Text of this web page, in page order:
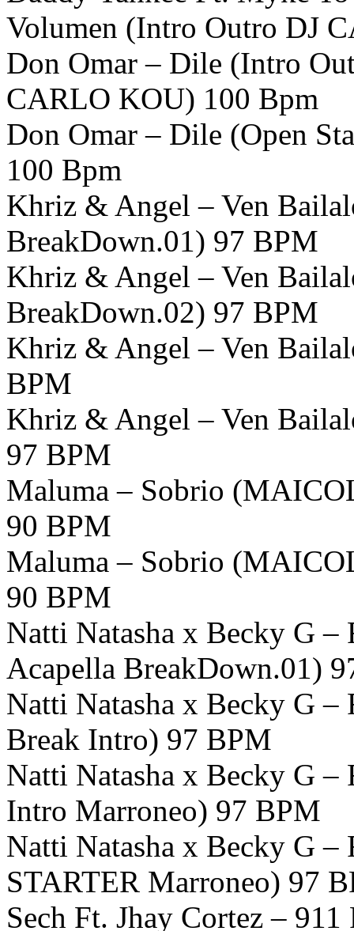
Volumen (Intro Outro DJ
Don Omar – Dile (Intro
CARLO KOU) 100 Bpm
Don Omar – Dile (Open
100 Bpm
Khriz & Angel – Ven
BreakDown.01) 97 BPM
Khriz & Angel – Ven
BreakDown.02) 97 BPM
Khriz & Angel – Ven
BPM
Khriz & Angel – Ven
97 BPM
Maluma – Sobrio
90 BPM
Maluma – Sobrio
90 BPM
Natti Natasha x Becky G
Acapella BreakDown.01)
Natti Natasha x Becky G
Break Intro) 97 BPM
Natti Natasha x Becky G
Intro Marroneo) 97 BPM
Natti Natasha x Becky G
STARTER Marroneo) 97
Sech Ft. Jhay Cortez –